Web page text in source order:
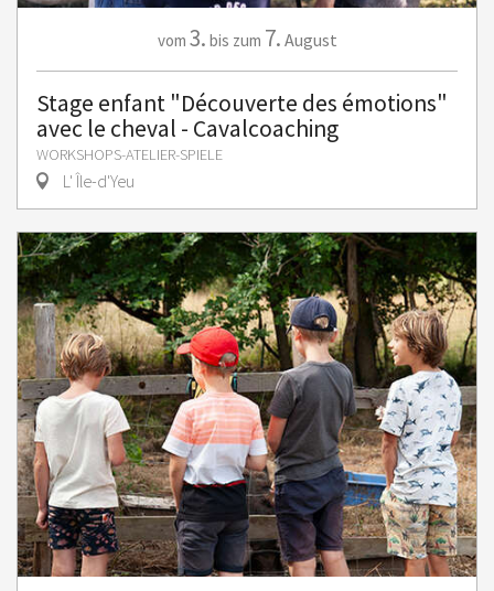
vom 3. bis zum 7. August
Stage enfant "Découverte des émotions"
avec le cheval - Cavalcoaching
WORKSHOPS-ATELIER-SPIELE
L' Île-d'Yeu